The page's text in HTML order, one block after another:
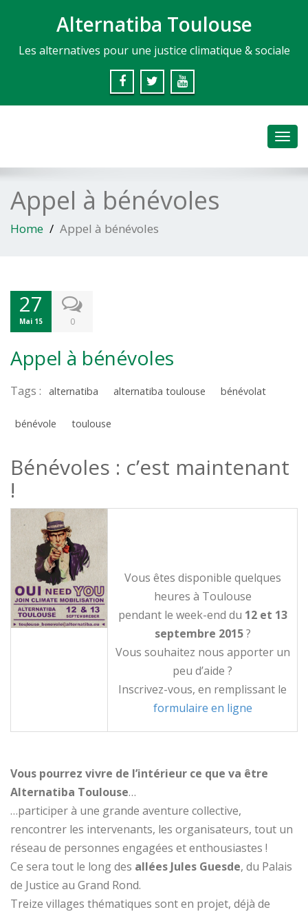
Alternatiba Toulouse
Les alternatives pour une justice climatique & sociale
Appel à bénévoles
Home Appel à bénévoles
27
Mai 15 0
Appel à bénévoles
Tags : alternatiba alternatiba toulouse bénévolat
bénévole toulouse
Bénévoles : c’est maintenant
!
Vous êtes disponible quelques
heures à Toulouse
pendant le week-end du 12 et 13
septembre 2015?
Vous souhaitez nous apporter un
peu d’aide ?
Inscrivez-vous, en remplissant le
formulaire en ligne
Vous pourrez vivre de l’intérieur ce que va être
Alternatiba Toulouse…
…participer à une grande aventure collective,
rencontrer les intervenants, les organisateurs, tout un
réseau de personnes engagées et enthousiastes !
Ce sera tout le long des allées Jules Guesde, du Palais
de Justice au Grand Rond.
Treize villages thématiques sont en projet, déjà de